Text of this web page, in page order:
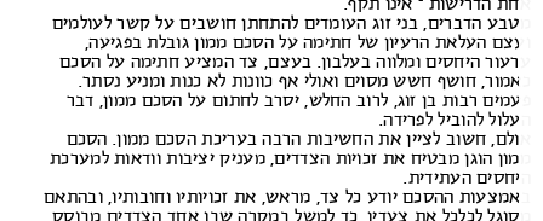
הדברים, בני זוג העומדים להתחתן חושבים על קשר לעולמים
העלאת הרעיון של חתימה על הסכם ממון גובלת בפגיעה,
היחסים ומלווה בעלבון. בעצם, צד המציע חתימה על הסכם
חושף חשש מסוים ואולי אף כוונות לא כנות ומניע נסתר.
רבות בן זוג, לרוב החלש, יסרב לחתום על הסכם ממון, דבר
להוביל לפרידה.
חשוב לציין את החשיבות הרבה בעריכת הסכם ממון. הסכם
הוגן מבטיח את זכויות הצדדים, מעניק יציבות וודאות למערכת
העתידית.
ההסכם יודע כל צד, מראש, את זכויותיו וחובותיו, ובהתאם